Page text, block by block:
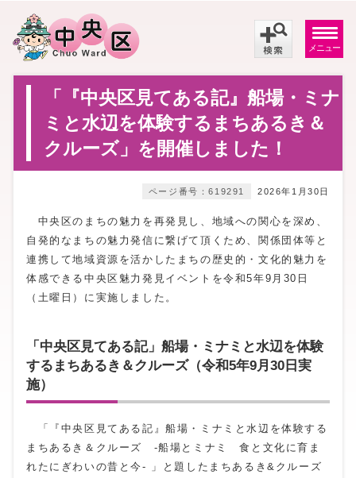
メニュー
「『中央区見てある記』船場・ミナ
ミと水辺を体験するまちあるき＆
クルーズ」を開催しました！
2026年1月30日
ページ番号：619291
中央区のまちの魅力を再発見し、地域への関心を深め、
自発的なまちの魅力発信に繋げて頂くため、関係団体等と
連携して地域資源を活かしたまちの歴史的・文化的魅力を
体感できる中央区魅力発見イベントを令和5年9月30日
（土曜日）に実施しました。
「中央区見てある記」船場・ミナミと水辺を体験
するまちあるき＆クルーズ（令和5年9月30日実
施）
「『中央区見てある記』船場・ミナミと水辺を体験する
まちあるき＆クルーズ ‐船場とミナミ 食と文化に育ま
れたにぎわいの昔と今‐ 」と題したまちあるき&クルーズ